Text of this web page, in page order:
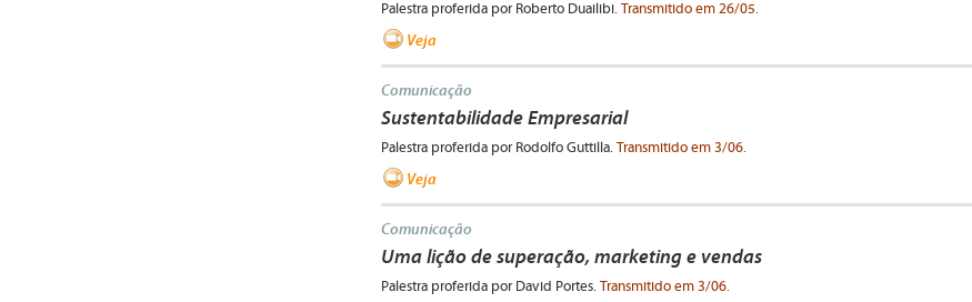
Palestra proferida por Roberto Duailibi. Transmitido em 26/05.
Veja
Comunicação
Sustentabilidade Empresarial
Palestra proferida por Rodolfo Guttilla. Transmitido em 3/06.
Veja
Comunicação
Uma lição de superação, marketing e vendas
Palestra proferida por David Portes. Transmitido em 3/06.